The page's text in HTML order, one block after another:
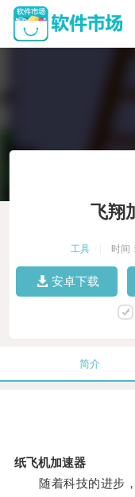
飞
工具 时间
安卓下载
简介
纸飞机加速器
随着科技的进步，